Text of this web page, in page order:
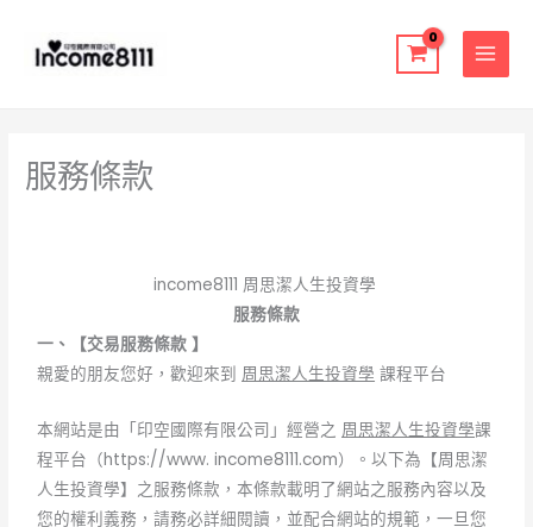
服務條款
income8111 周思潔人生投資學
服務條款
一、【交易服務條款 】
親愛的朋友您好，歡迎來到 周思潔人生投資學 課程平台
本網站是由「印空國際有限公司」經營之 周思潔人生投資學課
程平台（https://www. income8111.com）。以下為【周思潔
人生投資學】之服務條款，本條款載明了網站之服務內容以及
您的權利義務，請務必詳細閱讀，並配合網站的規範，一旦您